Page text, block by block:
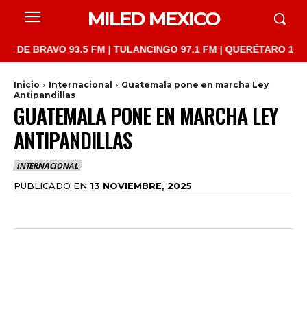
MILED MEXICO
93.5 FM | TULANCINGO 97.1 FM | QUERÉTARO 103.1
Inicio Internacional
Guatemala pone en marcha Ley
Antipandillas
GUATEMALA PONE EN MARCHA LEY
ANTIPANDILLAS
INTERNACIONAL
PUBLICADO EN 13 NOVIEMBRE, 2025